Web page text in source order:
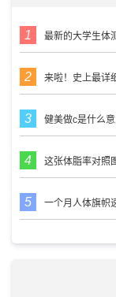
最新的大学生体
来啦！史上最详
健美做c是什么
这张体脂率对照
一个月人体旗帜